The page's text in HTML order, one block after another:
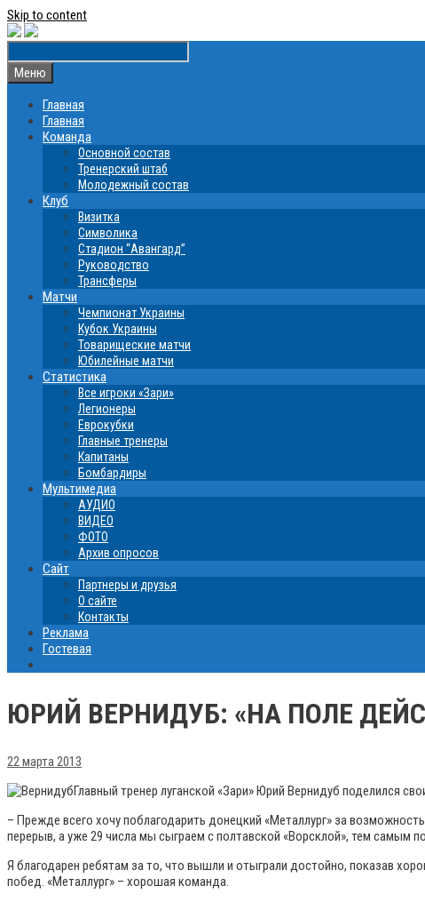
Skip to content
Меню
Главная
Главная
Команда
Основной состав
Тренерский штаб
Молодежный состав
Клуб
Визитка
Символика
Стадион “Авангард”
Руководство
Трансферы
Матчи
Чемпионат Украины
Кубок Украины
Товарищеские матчи
Юбилейные матчи
Статистика
Все игроки «Зари»
Легионеры
Еврокубки
Главные тренеры
Капитаны
Бомбардиры
Мультимедиа
АУДИО
ВИДЕО
ФОТО
Архив опросов
Сайт
Партнеры и друзья
О сайте
Контакты
Реклама
Гостевая
ЮРИЙ ВЕРНИДУБ: «НА ПОЛЕ
22 марта 2013
Главный тренер луганской «Зари» Юрий Вернидуб поделился
– Прежде всего хочу поблагодарить донецкий «Металлург» за
перерыв, а уже 29 числа мы сыграем с полтавской «Ворсклой», тем самым
Я благодарен ребятам за то, что вышли и отыграли достойно, показав
побед. «Металлург» – хорошая команда.